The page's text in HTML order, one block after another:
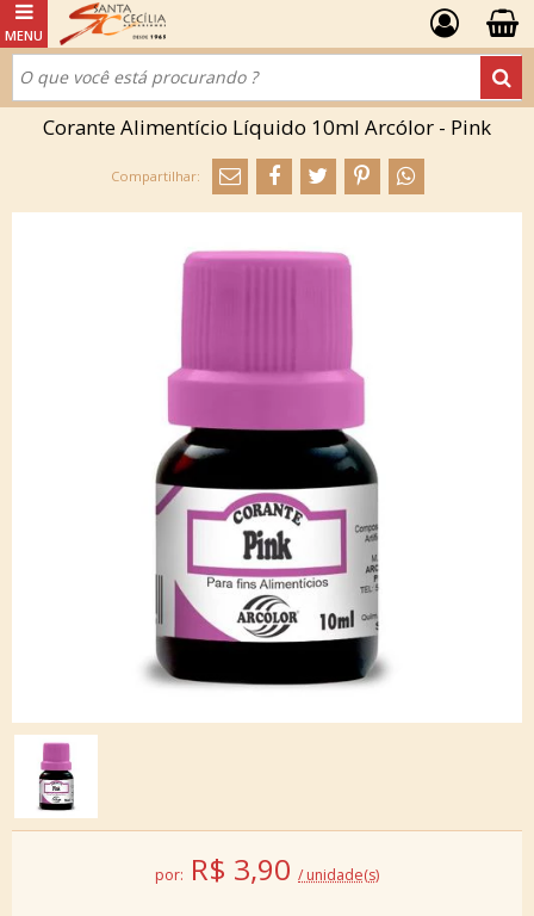
Corante Alimentício Líquido 10ml Arcólor - Pink
por: R$ 3,90 / unidade(s)